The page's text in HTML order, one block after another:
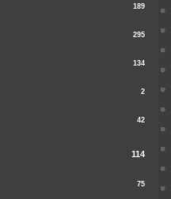
189
295
134
2
42
114
75